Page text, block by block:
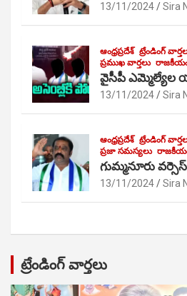
13/11/2024 Sira
ఆంధ్రప్రదేశ్ ట్రేండింగ్
ప్రముఖ వార్తలు
వైసీపీ ఎమ్మెల్యేల
13/11/2024 Sira
ఆంధ్రప్రదేశ్ ట్రేండింగ్
ప్రజా సమస్యలు
గుమ్మనూరు
13/11/2024 Sira
ట్రేండింగ్ వార్తలు